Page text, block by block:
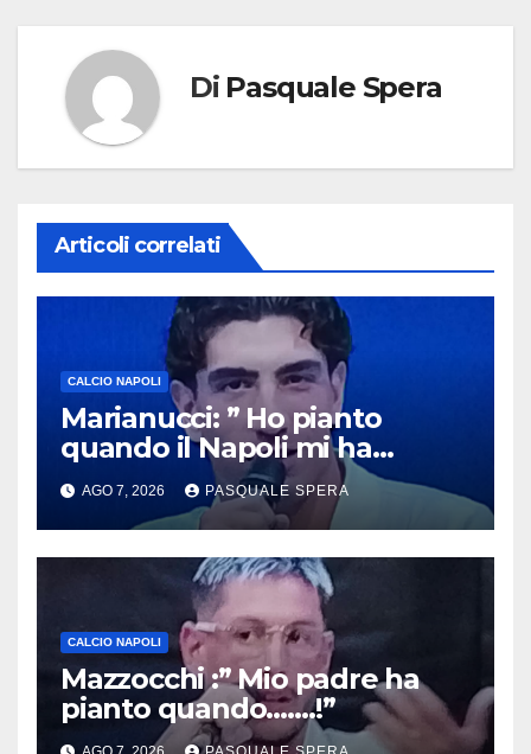
Di Pasquale Spera
Articoli correlati
CALCIO NAPOLI
Marianucci: ” Ho pianto
quando il Napoli mi ha
chiamato !”
AGO 7, 2026 PASQUALE SPERA
CALCIO NAPOLI
Mazzocchi :” Mio padre ha
pianto quando…….!”